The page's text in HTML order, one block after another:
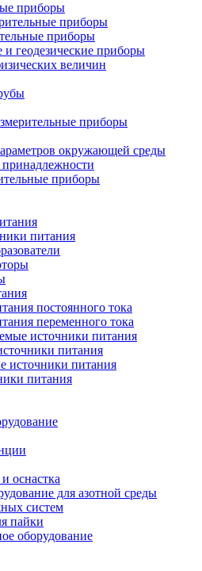
приборы
приборы
приборы
геодезические приборы
величин
приборы
окружающей среды
приборы
питания
постоянного тока
переменного тока
источники питания
питания
источники питания
питания
оснастка
для азотной среды
систем
пайки
оборудование